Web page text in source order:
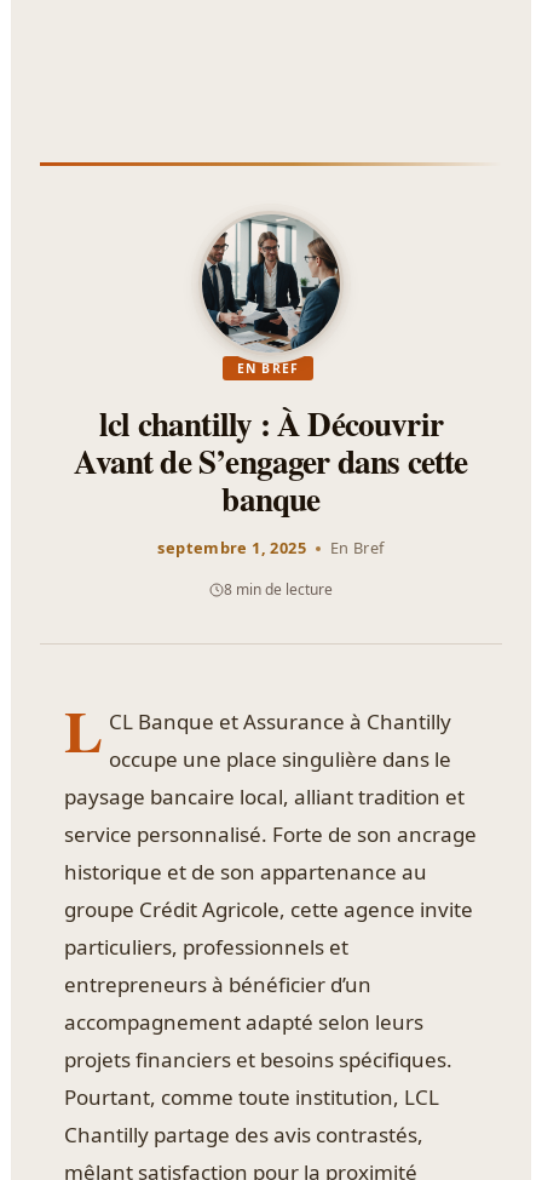
EN BREF
lcl chantilly : À Découvrir
Avant de S’engager dans cette
banque
septembre 1, 2025 En Bref
8 min de lecture
L CL Banque et Assurance à Chantilly
occupe une place singulière dans le
paysage bancaire local, alliant tradition et
service personnalisé. Forte de son ancrage
historique et de son appartenance au
groupe Crédit Agricole, cette agence invite
particuliers, professionnels et
entrepreneurs à bénéficier d’un
accompagnement adapté selon leurs
projets financiers et besoins spécifiques.
Pourtant, comme toute institution, LCL
Chantilly partage des avis contrastés,
mêlant satisfaction pour la proximité